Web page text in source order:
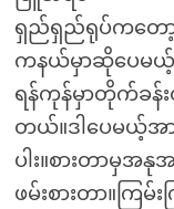
ရှည်ရှည်ရုပ်ကတော့
ကနယ်မှာဆိုပေမယ့်
ရန်ကုန်မှာတိုက်ခန်း
တယ်။ဒါပေမယ့်အာ
ပါး။စားတာမှအ
ဖမ်းစားတာ။ကြမ်